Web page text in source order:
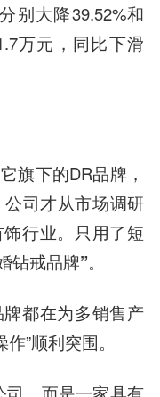
别大降39.52%和
万元，同比下滑
旗下的DR品牌，
司才从市场调研
行业。只用了短
钻戒品牌”。
都在为多销售产
”顺利突围。